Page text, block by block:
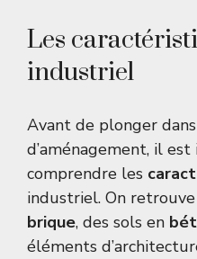
Les
industriel
Avant de plonger
d’aménagement, il
comprendre les
industriel. On
brique, des sols en
éléments